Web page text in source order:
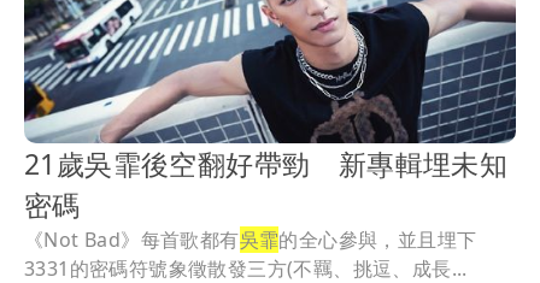
21歲吳霏後空翻好帶勁 新專輯埋未知
密碼
《Not Bad》每首歌都有吳霏的全心參與，並且埋下
3331的密碼符號象徵散發三方(不羈、挑逗、成長...